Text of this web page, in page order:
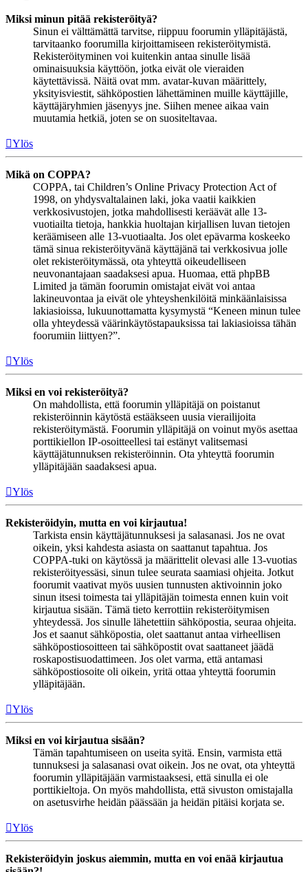
Miksi minun pitää rekisteröityä?
Sinun ei välttämättä tarvitse, riippuu foorumin ylläpitäjästä,
tarvitaanko foorumilla kirjoittamiseen rekisteröitymistä.
Rekisteröityminen voi kuitenkin antaa sinulle lisää
ominaisuuksia käyttöön, jotka eivät ole vieraiden
käytettävissä. Näitä ovat mm. avatar-kuvan määrittely,
yksityisviestit, sähköpostien lähettäminen muille käyttäjille,
käyttäjäryhmien jäsenyys jne. Siihen menee aikaa vain
muutamia hetkiä, joten se on suositeltavaa.
Ylös
Mikä on COPPA?
COPPA, tai Children’s Online Privacy Protection Act of
1998, on yhdysvaltalainen laki, joka vaatii kaikkien
verkkosivustojen, jotka mahdollisesti keräävät alle 13-
vuotiailta tietoja, hankkia huoltajan kirjallisen luvan tietojen
keräämiseen alle 13-vuotiaalta. Jos olet epävarma koskeeko
tämä sinua rekisteröityvänä käyttäjänä tai verkkosivua jolle
olet rekisteröitymässä, ota yhteyttä oikeudelliseen
neuvonantajaan saadaksesi apua. Huomaa, että phpBB
Limited ja tämän foorumin omistajat eivät voi antaa
lakineuvontaa ja eivät ole yhteyshenkilöitä minkäänlaisissa
lakiasioissa, lukuunottamatta kysymystä “Keneen minun tulee
olla yhteydessä väärinkäytöstapauksissa tai lakiasioissa tähän
foorumiin liittyen?”.
Ylös
Miksi en voi rekisteröityä?
On mahdollista, että foorumin ylläpitäjä on poistanut
rekisteröinnin käytöstä estääkseen uusia vierailijoita
rekisteröitymästä. Foorumin ylläpitäjä on voinut myös asettaa
porttikiellon IP-osoitteellesi tai estänyt valitsemasi
käyttäjätunnuksen rekisteröinnin. Ota yhteyttä foorumin
ylläpitäjään saadaksesi apua.
Ylös
Rekisteröidyin, mutta en voi kirjautua!
Tarkista ensin käyttäjätunnuksesi ja salasanasi. Jos ne ovat
oikein, yksi kahdesta asiasta on saattanut tapahtua. Jos
COPPA-tuki on käytössä ja määrittelit olevasi alle 13-vuotias
rekisteröityessäsi, sinun tulee seurata saamiasi ohjeita. Jotkut
foorumit vaativat myös uusien tunnusten aktivoinnin joko
sinun itsesi toimesta tai ylläpitäjän toimesta ennen kuin voit
kirjautua sisään. Tämä tieto kerrottiin rekisteröitymisen
yhteydessä. Jos sinulle lähetettiin sähköpostia, seuraa ohjeita.
Jos et saanut sähköpostia, olet saattanut antaa virheellisen
sähköpostiosoitteen tai sähköpostit ovat saattaneet jäädä
roskapostisuodattimeen. Jos olet varma, että antamasi
sähköpostiosoite oli oikein, yritä ottaa yhteyttä foorumin
ylläpitäjään.
Ylös
Miksi en voi kirjautua sisään?
Tämän tapahtumiseen on useita syitä. Ensin, varmista että
tunnuksesi ja salasanasi ovat oikein. Jos ne ovat, ota yhteyttä
foorumin ylläpitäjään varmistaaksesi, että sinulla ei ole
porttikieltoja. On myös mahdollista, että sivuston omistajalla
on asetusvirhe heidän päässään ja heidän pitäisi korjata se.
Ylös
Rekisteröidyin joskus aiemmin, mutta en voi enää kirjautua